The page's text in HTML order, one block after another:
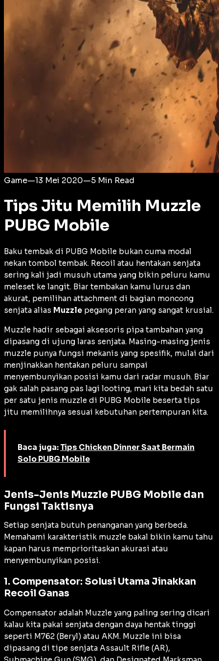
Game—13 Mei 2020—5 Min Read
Tips Jitu Memilih Muzzle
PUBG Mobile
Baku tembak di PUBG Mobile bukan cuma modal
nekan tombol tembak. Recoil atau hentakan senjata
sering kali jadi musuh utama yang bikin peluru kamu
meleset ke langit. Biar tembakan kamu lurus dan
akurat, pemilihan attachment di bagian moncong
senjata alias Muzzle pegang peran yang sangat krusial.
Muzzle hadir sebagai aksesoris pipa tambahan yang
dipasang di ujung laras senjata. Masing-masing jenis
muzzle punya fungsi mekanis yang spesifik, mulai dari
menjinakkan hentakan peluru sampai
menyembunyikan posisi kamu dari radar musuh. Biar
gak salah pasang pas lagi looting, mari kita bedah satu
per satu jenis muzzle di PUBG Mobile beserta tips
jitu memilihnya sesuai kebutuhan pertempuran kita.
Baca juga: Tips Chicken Dinner Saat Bermain
Solo PUBG Mobile
Jenis-Jenis Muzzle PUBG Mobile dan
Fungsi Taktisnya
Setiap senjata butuh penanganan yang berbeda.
Memahami karakteristik muzzle bakal bikin kamu tahu
kapan harus memprioritaskan akurasi atau
menyembunyikan posisi.
1. Compensator: Solusi Utama Jinakkan
Recoil Ganas
Compensator adalah Muzzle yang paling sering dicari
kalau kita pakai senjata dengan daya hentak tinggi
seperti M762 (Beryl) atau AKM. Muzzle ini bisa
dipasang di tipe senjata Assault Rifle (AR),